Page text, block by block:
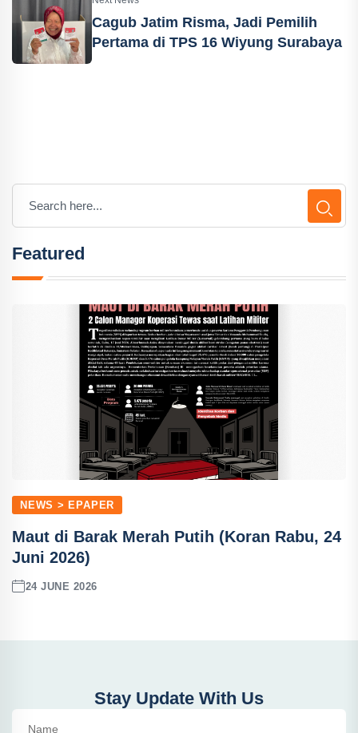
Cagub Jatim Risma, Jadi Pemilih
Pertama di TPS 16 Wiyung Surabaya
Featured
NEWS > EPAPER
Maut di Barak Merah Putih (Koran Rabu, 24
Juni 2026)
24 JUNE 2026
Stay Update With Us